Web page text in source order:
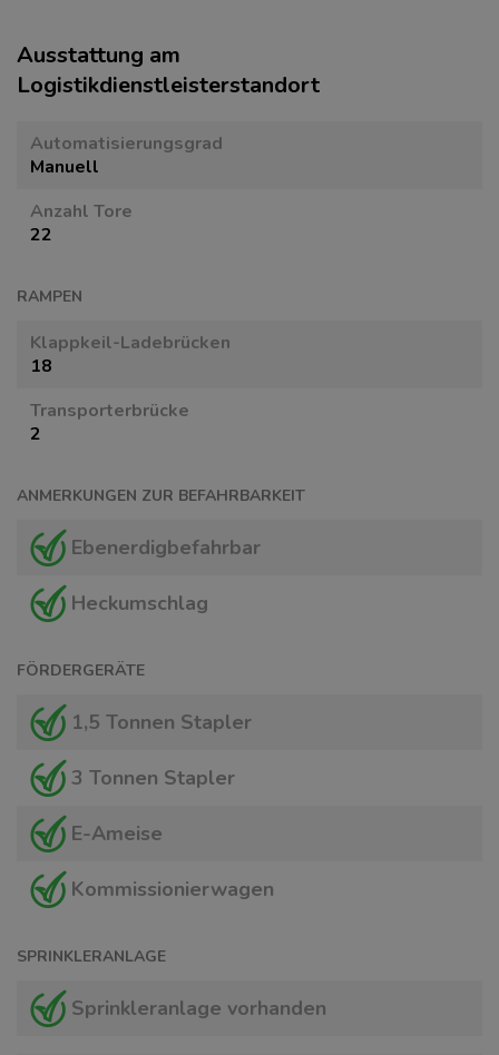
Ausstattung am
Logistikdienstleisterstandort
Automatisierungsgrad
Manuell
Anzahl Tore
22
RAMPEN
Klappkeil-Ladebrücken
18
Transporterbrücke
2
ANMERKUNGEN ZUR BEFAHRBARKEIT
Ebenerdigbefahrbar
Heckumschlag
FÖRDERGERÄTE
1,5 Tonnen Stapler
3 Tonnen Stapler
E-Ameise
Kommissionierwagen
SPRINKLERANLAGE
Sprinkleranlage vorhanden